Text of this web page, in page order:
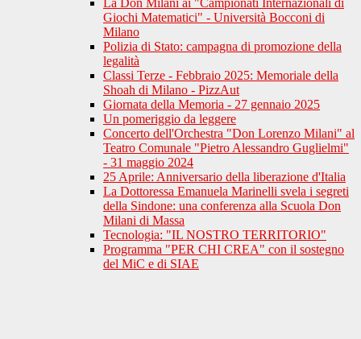
La Don Milani ai "Campionati Internazionali di
Giochi Matematici" - Università Bocconi di
Milano
Polizia di Stato: campagna di promozione della
legalità
Classi Terze - Febbraio 2025: Memoriale della
Shoah di Milano - PizzAut
Giornata della Memoria - 27 gennaio 2025
Un pomeriggio da leggere
Concerto dell'Orchestra "Don Lorenzo Milani" al
Teatro Comunale "Pietro Alessandro Guglielmi"
- 31 maggio 2024
25 Aprile: Anniversario della liberazione d'Italia
La Dottoressa Emanuela Marinelli svela i segreti
della Sindone: una conferenza alla Scuola Don
Milani di Massa
Tecnologia: "IL NOSTRO TERRITORIO"
Programma "PER CHI CREA" con il sostegno
del MiC e di SIAE